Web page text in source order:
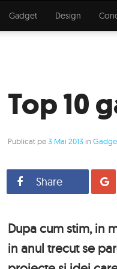
Gadget Design
Top 10
Publicat pe3 Mai 2013 in
Share
Dupa cum stim, in
in anul trecut se